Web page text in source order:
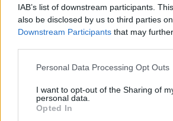
IAB’s list of downstream participants.
also be disclosed by us to third parties
Downstream Participants that may
Please note that this website/app uses
not limited to your visit or usage
grant or deny consent to Google and its
use your data for below specified
Personal Data Processing Opt Outs
I want to opt-out of the Sharing of
personal data.
Opted In
Vagyonvisszaszerzés: amikor a